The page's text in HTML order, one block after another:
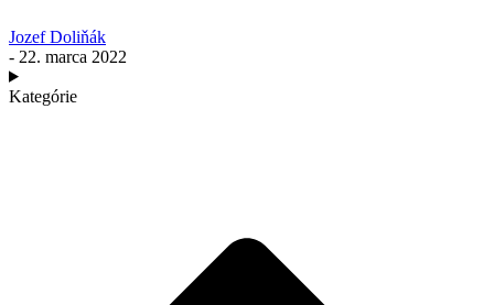
Jozef Doliňák
- 22. marca 2022
Kategórie